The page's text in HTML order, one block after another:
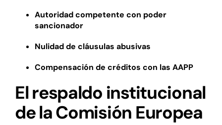
Autoridad competente con poder
sancionador
Nulidad de cláusulas abusivas
Compensación de créditos con las AAPP
El respaldo institucional
de la Comisión Europea